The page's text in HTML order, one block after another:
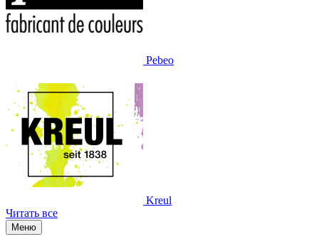
Pebeo
Kreul
Читать все
Меню